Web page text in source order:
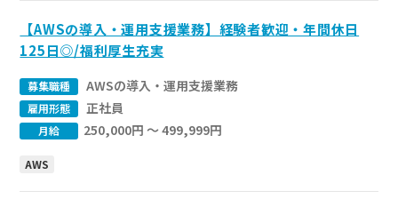
【AWSの導入・運用支援業務】経験者歓迎・年間休日
125日◎/福利厚生充実
募集職種 AWSの導入・運用支援業務
雇用形態 正社員
月給 250,000円 〜 499,999円
AWS